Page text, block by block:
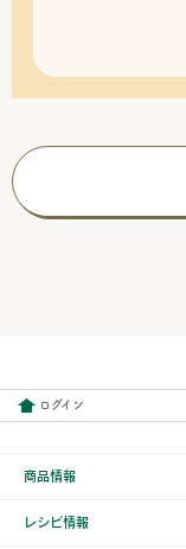
ログイン
商品情報
レシピ情報